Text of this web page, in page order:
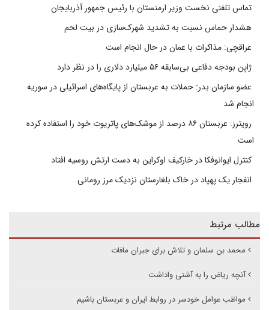
تماس تلفنی نخست وزیر ارمنستان با رئیس جمهور آذربایجان
هشدار حماس نسبت به تشدید شهرک‌سازی در بیت‌ لحم
عراقچی: مذاکرات با عمان در حال انجام است
ژاپن بودجه دفاعی بی‌سابقه ۵۶ میلیارد دلاری را در نظر دارد
عضو سازمان بدر: حملات به عربستان از پایگاه‌های اسرائیلی در سوریه
انجام شد
رویترز: عربستان ۸۶ درصد از موشک‌های پاتریوت خود را استفاده کرده
است
کنترل ایوانوفکا در خارکیف اوکراین به دست ارتش روسیه افتاد
انفجار یک پهپاد در خاک بلغارستان نزدیک مرز رومانی
مطالب مرتبط
محمد بن سلمان و تلاش برای جبران مافات
آنچه ریاض را به آشتی واداشت
مواظب عوامل خودسر در روابط ایران و عربستان باشیم